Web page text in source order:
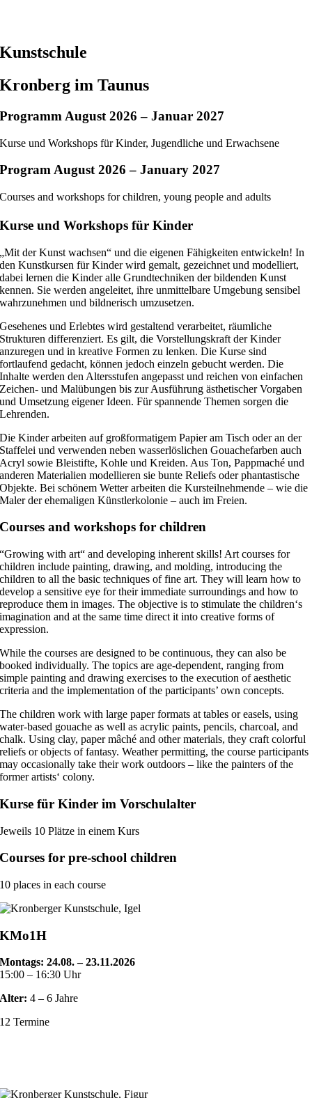
Kunstschule
Kronberg im Taunus
Programm August 2026 – Januar 2027
Kurse und Workshops für Kinder, Jugendliche und Erwachsene
Program August2026 – January 2027
Courses and workshops for children, young people and adults
Kurse und Workshops für Kinder
„Mit der Kunst wachsen“ und die eigenen Fähigkeiten entwickeln! In
den Kunstkursen für Kinder wird gemalt, gezeichnet und modelliert,
dabei lernen die Kinder alle Grundtechniken der bildenden Kunst
kennen. Sie werden angeleitet, ihre unmittelbare Umgebung sensibel
wahrzunehmen und bildnerisch umzusetzen.
Gesehenes und Erlebtes wird gestaltend verarbeitet, räumliche
Strukturen differenziert. Es gilt, die Vorstellungskraft der Kinder
anzuregen und in kreative Formen zu lenken. Die Kurse sind
fortlaufend gedacht, können jedoch einzeln gebucht werden. Die
Inhalte werden den Altersstufen angepasst und reichen von einfachen
Zeichen- und Malübungen bis zur Ausführung ästhetischer Vorgaben
und Umsetzung eigener Ideen. Für spannende Themen sorgen die
Lehrenden.
Die Kinder arbeiten auf großformatigem Papier am Tisch oder an der
Staffelei und verwenden neben wasserlöslichen Gouachefarben auch
Acryl sowie Bleistifte, Kohle und Kreiden. Aus Ton, Pappmaché und
anderen Materialien modellieren sie bunte Reliefs oder phantastische
Objekte. Bei schönem Wetter arbeiten die Kursteilnehmende – wie die
Maler der ehemaligen Künstlerkolonie – auch im Freien.
Courses and workshops for children
“Growing with art“ and developing inherent skills! Art courses for
children include painting, drawing, and molding, introducing the
children to all the basic techniques of fine art. They will learn how to
develop a sensitive eye for their immediate surroundings and how to
reproduce them in images. The objective is to stimulate the children‘s
imagination and at the same time direct it into creative forms of
expression.
While the courses are designed to be continuous, they can also be
booked individually. The topics are age-dependent, ranging from
simple painting and drawing exercises to the execution of aesthetic
criteria and the implementation of the participants’ own concepts.
The children work with large paper formats at tables or easels, using
water-based gouache as well as acrylic paints, pencils, charcoal, and
chalk. Using clay, paper mâché and other materials, they craft colorful
reliefs or objects of fantasy. Weather permitting, the course participants
may occasionally take their work outdoors – like the painters of the
former artists‘ colony.
Kurse für Kinder im Vorschulalter
Jeweils 10 Plätze in einem Kurs
Courses for pre-school children
10 places in each course
KMo1H
Montags:24.08. – 23.11.2026
15:00 – 16:30 Uhr
Alter: 4 – 6 Jahre
12 Termine